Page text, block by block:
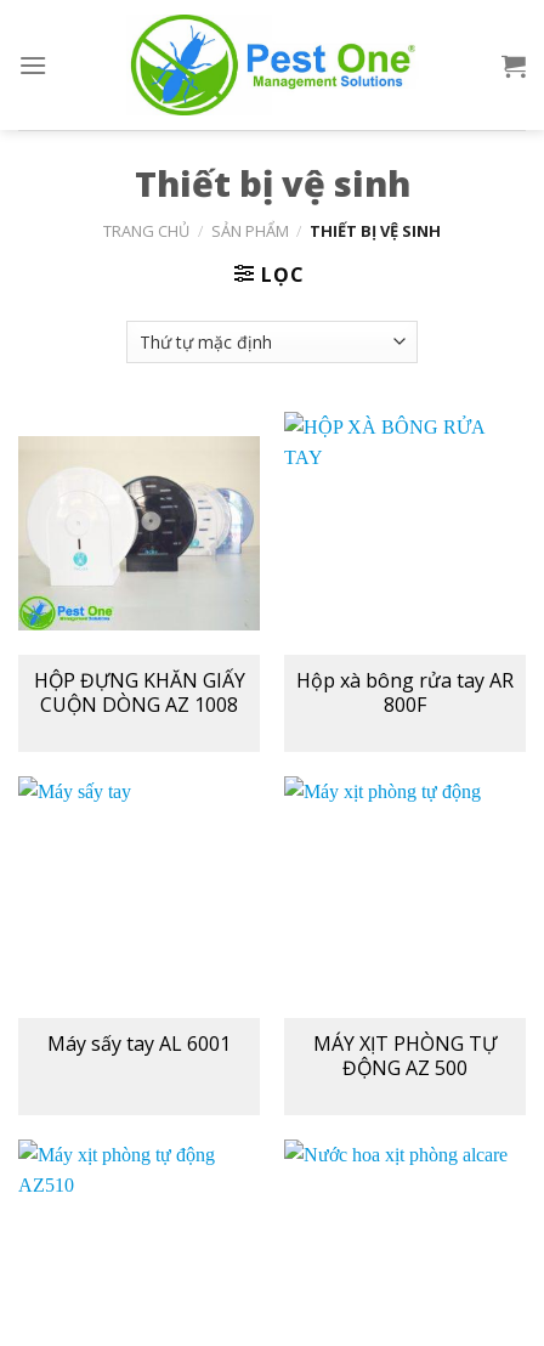
content
Thiết bị vệ sinh
TRANG CHỦ / SẢN PHẨM / THIẾT BỊ VỆ SINH
LỌC
HỘP ĐỰNG KHĂN GIẤY
CUỘN DÒNG AZ 1008
Hộp xà bông rửa tay AR
800F
Máy sấy tay AL 6001
MÁY XỊT PHÒNG TỰ
ĐỘNG AZ 500